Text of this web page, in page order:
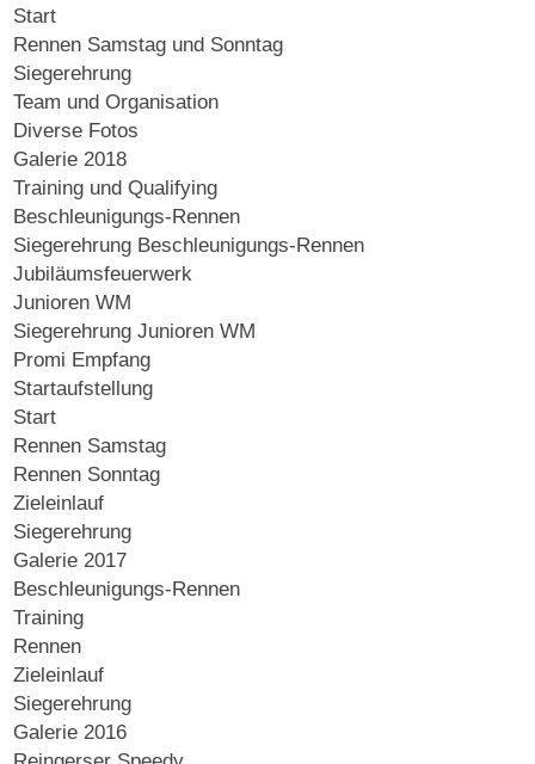
Start
Rennen Samstag und Sonntag
Siegerehrung
Team und Organisation
Diverse Fotos
Galerie 2018
Training und Qualifying
Beschleunigungs-Rennen
Siegerehrung Beschleunigungs-Rennen
Jubiläumsfeuerwerk
Junioren WM
Siegerehrung Junioren WM
Promi Empfang
Startaufstellung
Start
Rennen Samstag
Rennen Sonntag
Zieleinlauf
Siegerehrung
Galerie 2017
Beschleunigungs-Rennen
Training
Rennen
Zieleinlauf
Siegerehrung
Galerie 2016